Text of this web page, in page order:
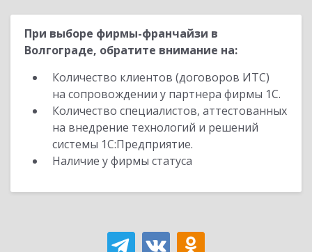
При выборе фирмы-франчайзи в
Волгограде, обратите внимание на:
Количество клиентов (договоров ИТС)
на сопровождении у партнера фирмы 1С.
Количество специалистов, аттестованных
на внедрение технологий и решений
системы 1С:Предприятие.
Наличие у фирмы статуса